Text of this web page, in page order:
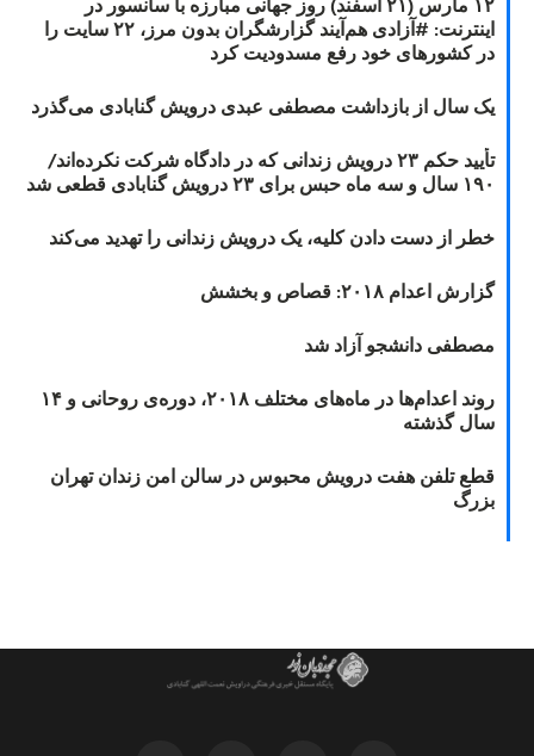
اینترنت: #آزادی هم‌آیند گزارشگران‌ بدون مرز، ۲۲ سایت را
در کشورهای خود رفع مسدودیت کرد
یک سال از بازداشت مصطفی عبدی درویش گنابادی می‌گذرد
تأیید حکم ۲۳ درویش زندانی که در دادگاه شرکت نکرده‌اند/
۱۹۰ سال و سه ماه حبس برای ۲۳ درویش گنابادی قطعی شد
خطر از دست دادن کلیه، یک درویش زندانی را تهدید می‌کند
گزارش اعدام ۲۰۱۸: قصاص و بخشش
مصطفی دانشجو آزاد شد
روند اعدام‌ها در ماه‌های مختلف ۲۰۱۸، دوره‌ی روحانی و ۱۴
سال گذشته
قطع تلفن هفت درویش محبوس در سالن امن زندان تهران
بزرگ